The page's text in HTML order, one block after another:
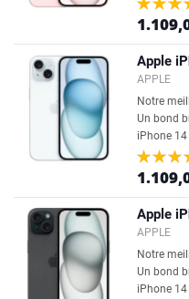
Apple
APPLE
Notre
Un bond
iPhone 14
Apple
APPLE
Notre
Un bond
iPhone 14